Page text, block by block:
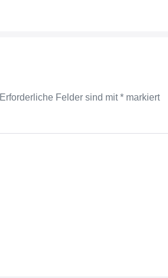
Erforderliche Felder sind mit* markiert